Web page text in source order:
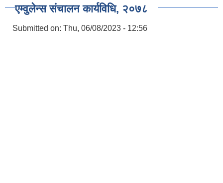
एम्वुलेन्स संचालन कार्यविधि, २०७८
Submitted on: Thu, 06/08/2023 - 12:56